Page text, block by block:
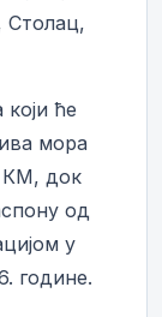
Столац,
који ће
мора
КМ, док
од
у
године.